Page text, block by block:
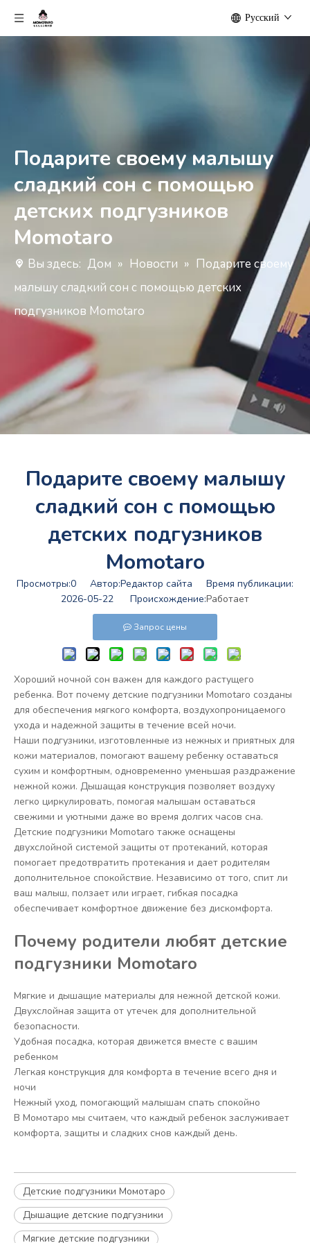
Pусский
Подарите своему малышу
сладкий сон с помощью
детских подгузников
Momotaro
Вы здесь: Дом » Новости » Подарите своему
малышу сладкий сон с помощью детских
подгузников Momotaro
Подарите своему малышу
сладкий сон с помощью
детских подгузников
Momotaro
Просмотры:0 Автор:Pедактор сайта Время публикации:
2026-05-22 Происхождение:Работает
Запрос цены
Хороший ночной сон важен для каждого растущего
ребенка. Вот почему детские подгузники Momotaro созданы
для обеспечения мягкого комфорта, воздухопроницаемого
ухода и надежной защиты в течение всей ночи.
Наши подгузники, изготовленные из нежных и приятных для
кожи материалов, помогают вашему ребенку оставаться
сухим и комфортным, одновременно уменьшая раздражение
нежной кожи. Дышащая конструкция позволяет воздуху
легко циркулировать, помогая малышам оставаться
свежими и уютными даже во время долгих часов сна.
Детские подгузники Momotaro также оснащены
двухслойной системой защиты от протеканий, которая
помогает предотвратить протекания и дает родителям
дополнительное спокойствие. Независимо от того, спит ли
ваш малыш, ползает или играет, гибкая посадка
обеспечивает комфортное движение без дискомфорта.
Почему родители любят детские
подгузники Momotaro
Мягкие и дышащие материалы для нежной детской кожи.
Двухслойная защита от утечек для дополнительной
безопасности.
Удобная посадка, которая движется вместе с вашим
ребенком
Легкая конструкция для комфорта в течение всего дня и
ночи
Нежный уход, помогающий малышам спать спокойно
В Момотаро мы считаем, что каждый ребенок заслуживает
комфорта, защиты и сладких снов каждый день.
Детские подгузники Момотаро
Дышащие детские подгузники
Мягкие детские подгузники